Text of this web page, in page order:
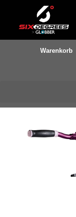
springen
Warenkorb